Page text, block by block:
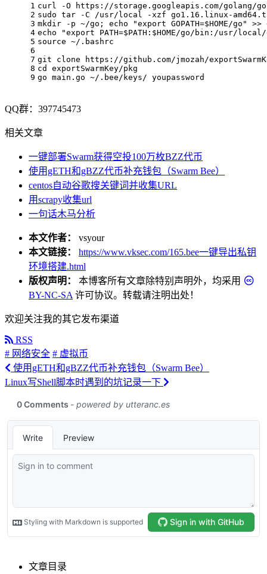
1
2
3
4
5
6
7
8
9
curl -O https: //storage.googleapis.com/golang/
sudo tar -C /usr/local -xzf go1 .16 .linux-
mkdir -p ~/go ; echo "export GOPATH=$HOME/go"
>>
echo
"export PATH=$PATH:$HOME/go/bin:/usr/
source ~/.bashrc
git clone https: //github.com/jmozah/
cd exportSwarmKey/pkg
go main. go ~/.bee/keys/ youpassword
QQ群：397745473
相关文章
一键部署Swarm获得空投100万枚BZZ代币
使用gETH和gBZZ代币补充钱包（Swarm Bee）
centos自动谷歌搜关键词并收集URL
用scrapy收集url
一句话木马分析
本文作者： vsyour
本文链接：
https://www.vksec.com/165.bee一键导出私钥
环境搭建.html
版权声明： 本博客所有文章除特别声明外，均采用
BY-NC-SA 许可协议。转载请注明出处！
欢迎关注我的其它发布渠道
RSS
# 网络安全 # 虚拟币
使用gETH和gBZZ代币补充钱包（Swarm Bee）
Linux写Shell脚本时遇到的坑记录一下
文章目录